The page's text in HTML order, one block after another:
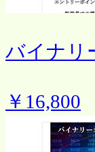
バイナリ
￥16,800